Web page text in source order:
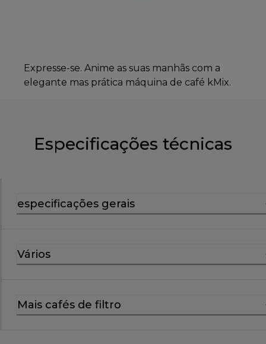
Expresse-se. Anime as suas manhãs com a
elegante mas prática máquina de café kMix.
Especificações técnicas
especificações gerais
Vários
Mais cafés de filtro